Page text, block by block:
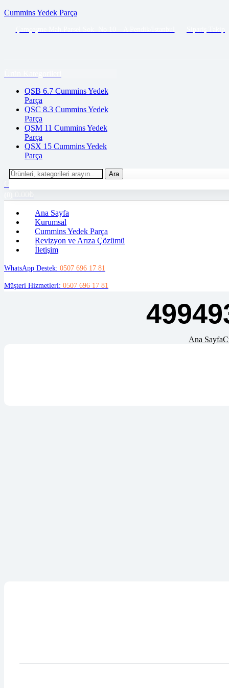
Cummins Yedek Parça
QSB 6.7 Cummins Yedek
Parça
QSC 8.3 Cummins Yedek
Parça
QSM 11 Cummins Yedek
Parça
QSX 15 Cummins Yedek
Parça
Search
for:
Ara
Ana Sayfa
Kurumsal
Cummins Yedek Parça
Revizyon ve Arıza Çözümü
İletişim
WhatsApp Destek: 0507 696 17 81
Müşteri Hizmetleri: 0507 696 17 81
Ana Sayfa